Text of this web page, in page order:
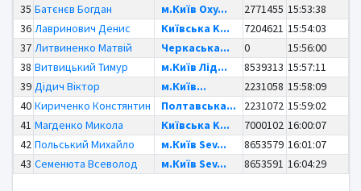
35 Батєнєв Богдан м.Київ Oxy... 2771455 15:53:38
36 Лавринович Денис Київська K... 7204621 15:54:03
37 Литвиненко Матвій Черкаська... 0
15:56:00
38 Витвицький Тимур м.Київ Лід... 8539313 15:57:11
39 Дідич Віктор м.Київ... 2231058 15:58:09
40 Кириченко Констянтин Полтавська... 2231072 15:59:02
41 Магденко Микола Київська K... 7000102 16:00:07
42 Польський Михайло м.Київ Sev... 8653579 16:01:07
43 Семенюта Всеволод м.Київ Sev... 8653591 16:04:29